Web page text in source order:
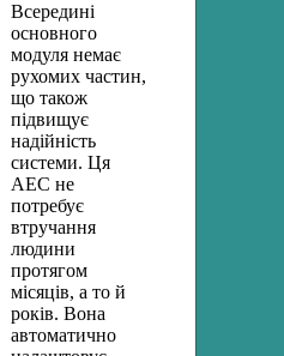
Всередині
основного
модуля немає
рухомих частин,
що також
підвищує
надійність
системи. Ця
АЕС не
потребує
втручання
людини
протягом
місяців, а то й
років. Вона
автоматично